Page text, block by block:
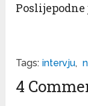
Tags: intervju,
4